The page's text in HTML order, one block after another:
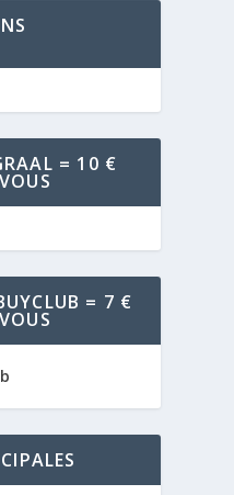
= 10 €
= 7 €